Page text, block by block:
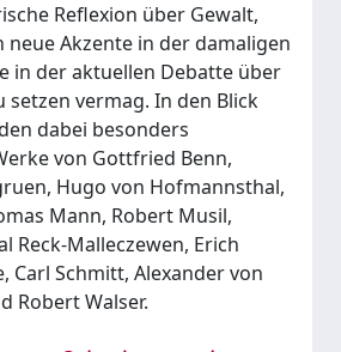
Reflexion über Gewalt,
neue Akzente in der damaligen
in der aktuellen Debatte über
setzen vermag. In den Blick
dabei besonders
von Gottfried Benn,
Hugo von Hofmannsthal,
Mann, Robert Musil,
Reck-Malleczewen, Erich
Carl Schmitt, Alexander von
Robert Walser.